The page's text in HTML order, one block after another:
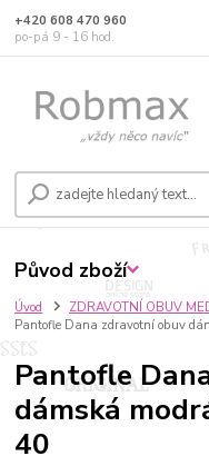
+420 608 470 960
po-pá 9 - 16 hod.
Úvod ZDRAVOTNÍ OBUV
Pantofle Dana zdravotní obuv
Pantofle
dámská
40
Původ zboží